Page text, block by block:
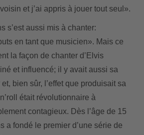
et j’ai appris à jouer tout seul».
s’est aussi mis à chanter:
en tant que musicien». Mais ce
la façon de chanter d’Elvis
et influencé; il y avait aussi sa
bien sûr, l’effet que produisait sa
était révolutionnaire à
contagieux. Dès l’âge de 15
a fondé le premier d’une série de